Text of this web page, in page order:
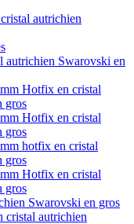
autrichien
autrichien Swarovski en
Hotfix en cristal
gros
Hotfix en cristal
gros
hotfix en cristal
gros
Hotfix en cristal
gros
Swarovski en gros
cristal autrichien